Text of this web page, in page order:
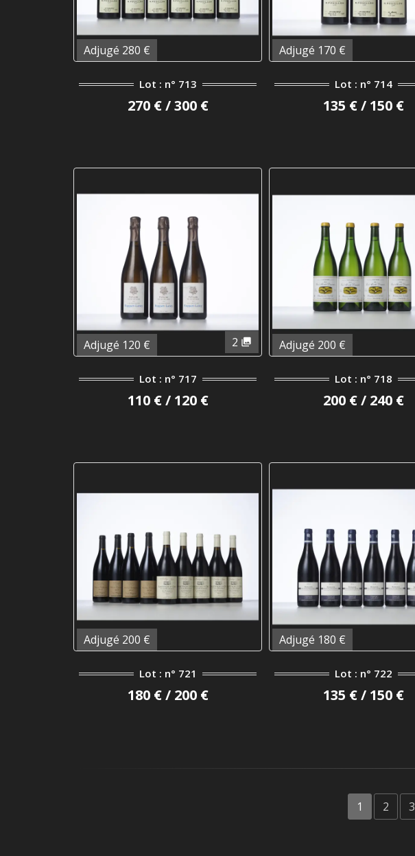
Adjugé 280 €
Lot : n° 713
270 € / 300 €
Adjugé 170 €
Lot : n° 714
135 € / 150 €
2
Adjugé 120 €
Lot : n° 717
110 € / 120 €
Adjugé 200 €
Lot : n° 718
200 € / 240 €
Adjugé 200 €
Lot : n° 721
180 € / 200 €
Adjugé 180 €
Lot : n° 722
135 € / 150 €
1 2 3